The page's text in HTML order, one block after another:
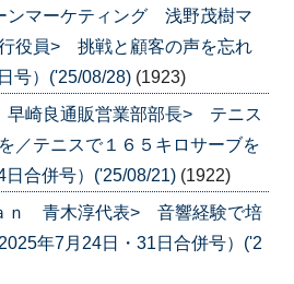
ンマーケティング 浅野茂樹マ
役員> 挑戦と顧客の声を忘れ
号）('25/08/28) (1923)
崎良通販営業部部長> テニス
／テニスで１６５キロサーブを
日合併号）('25/08/21) (1922)
ｎ 青木淳代表> 音響経験で培
年7月24日・31日合併号）('2